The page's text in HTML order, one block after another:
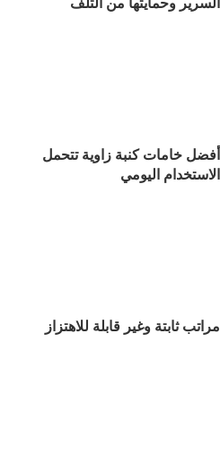
أفضل خامات كنبة زاوية تتحمل
الاستخدام اليومي
مراتب ثابتة وغير قابلة للاهتزاز